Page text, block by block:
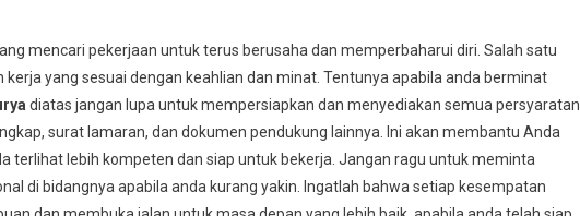
mencari pekerjaan untuk terus berusaha dan memperbaharui diri. Salah satu
yang sesuai dengan keahlian dan minat. Tentunya apabila anda berminat
diatas jangan lupa untuk mempersiapkan dan menyediakan semua persyaratan
surat lamaran, dan dokumen pendukung lainnya. Ini akan membantu Anda
terlihat lebih kompeten dan siap untuk bekerja. Jangan ragu untuk meminta
di bidangnya apabila anda kurang yakin. Ingatlah bahwa setiap kesempatan